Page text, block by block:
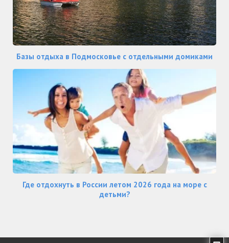
Базы отдыха в Подмосковье с отдельными домиками
Где отдохнуть в России летом 2026 года на море с
детьми?